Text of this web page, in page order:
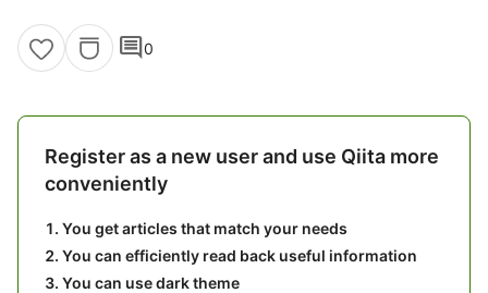
comment0
Register as a new user and use Qiita more
conveniently
You get articles that match your needs
You can efficiently read back useful information
You can use dark theme